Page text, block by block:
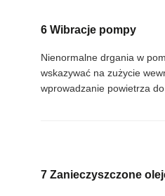
6 Wibracje pompy
Nienormalne drgania w
wskazywać na zużycie
wprowadzanie powietrza
7 Zanieczyszczone